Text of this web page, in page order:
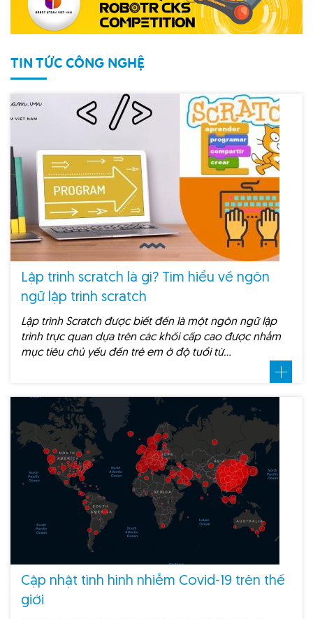
TIN TỨC CÔNG NGHỆ
Lập trình scratch là gì? Tìm hiểu về ngôn
ngữ lập trình scratch
Lập trình Scratch được biết đến là một ngôn ngữ lập
trình trực quan dựa trên các khối cấp cao được nhắm
mục tiêu chủ yếu đến trẻ em ở độ tuổi từ…
Cập nhật tình hình nhiễm Covid-19 trên thế
giới